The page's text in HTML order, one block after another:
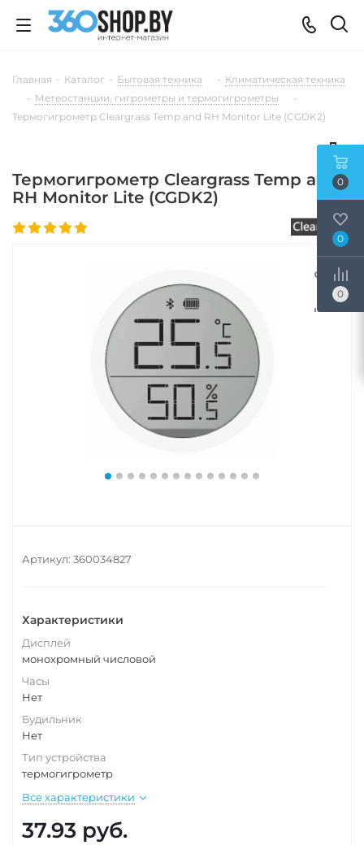
Главная - Каталог - Бытовая техника - Климатическая техника
- Метеостанции, гигрометры и термогигрометры
-
Термогигрометр Cleargrass Temp and RH Monitor Lite (CGDK2)
Термогигрометр Cleargrass Temp and
RH Monitor Lite (CGDK2)
Артикул: 360034827
Характеристики
Дисплей
монохромный числовой
Часы
Нет
Будильник
Нет
Тип устройства
термогигрометр
Все характеристики
37.93 руб.
0
0
0